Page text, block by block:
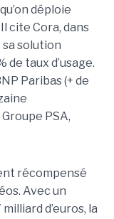
déploie
cite Cora, dans
sa solution
de taux d’usage.
Paribas (+ de
PSA,
récompensé
Avec un
d’euros, la